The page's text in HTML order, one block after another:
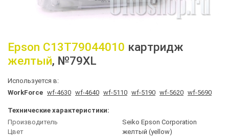
Epson C13T79044010 картридж
желтый, №79XL
Используется в:
WorkForce wf-4630 wf-4640 wf-5110 wf-5190 wf-5620 wf-5690
Технические характеристики:
Производитель
Seiko Epson Corporation
Цвет
желтый (yellow)